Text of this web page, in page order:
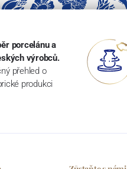
porcelánu a
výrobců.
přehled o
produkci